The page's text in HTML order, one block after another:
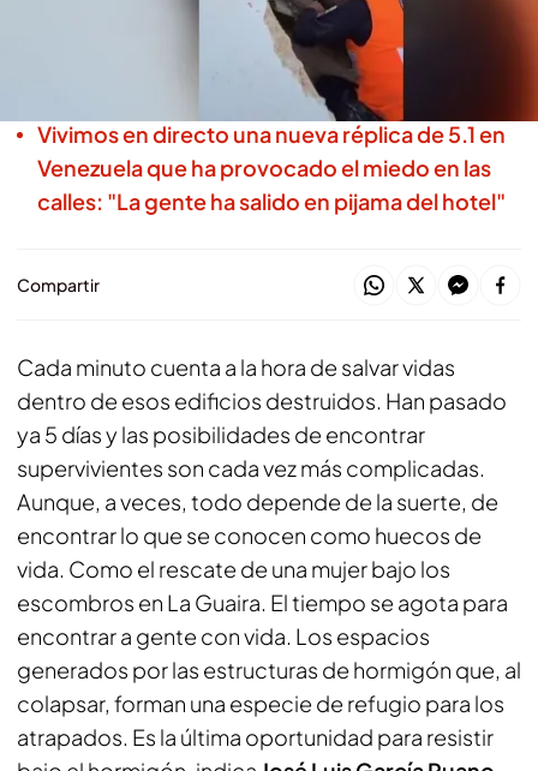
Para lograrlo es clave que la víctima pueda
hidratarse, "a veces se logras por las gotas de
agua de las tuberías del edificio",
Vivimos en directo una nueva réplica de 5.1 en
Venezuela que ha provocado el miedo en las
calles: "La gente ha salido en pijama del hotel"
Compartir
Cada minuto cuenta a la hora de salvar vidas
dentro de esos edificios destruidos. Han pasado
ya 5 días y las posibilidades de encontrar
supervivientes son cada vez más complicadas.
Aunque, a veces, todo depende de la suerte, de
encontrar lo que se conocen como huecos de
vida. Como el rescate de una mujer bajo los
escombros en La Guaira. El tiempo se agota para
encontrar a gente con vida. Los espacios
generados por las estructuras de hormigón que, al
colapsar, forman una especie de refugio para los
atrapados. Es la última oportunidad para resistir